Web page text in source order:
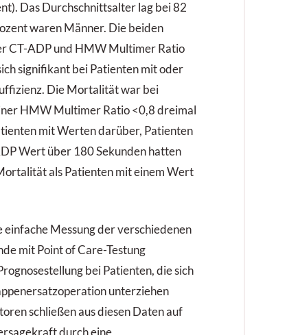
Das Durchschnittsalter lag bei 82
waren Männer. Die beiden
CT-ADP und HMW Multimer Ratio
signifikant bei Patienten mit oder
Die Mortalität war bei
HMW Multimer Ratio <0,8 dreimal
mit Werten darüber, Patienten
Wert über 180 Sekunden hatten
als Patienten mit einem Wert
einfache Messung der verschiedenen
mit Point of Care-Testung
bei Patienten, die sich
unterziehen
schließen aus diesen Daten auf
durch eine